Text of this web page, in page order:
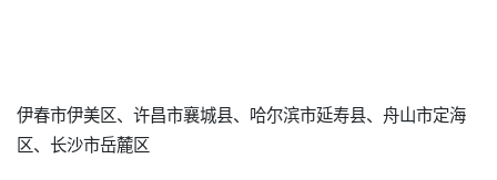
伊春市伊美区、许昌市襄城县、哈尔滨市延寿县、舟山市定海
区、长沙市岳麓区